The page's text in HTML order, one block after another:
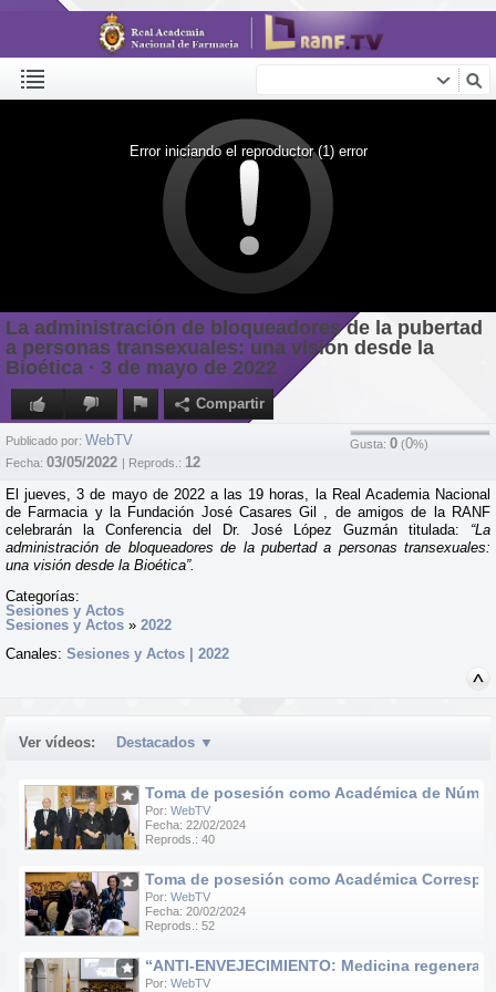
Error iniciando el reproductor (1) error
La administración de bloqueadores de la pubertad
a personas transexuales: una visión desde la
Bioética · 3 de mayo de 2022
Compartir
Gusta: 0 (0%)
Publicado por: WebTV
Fecha: 03/05/2022 | Reprods.: 12
El jueves, 3 de mayo de 2022 a las 19 horas, la Real Academia Nacional
de Farmacia y la Fundación José Casares Gil , de amigos de la RANF
celebrarán la Conferencia del Dr. José López Guzmán titulada: “La
administración de bloqueadores de la pubertad a personas transexuales:
una visión desde la Bioética”.
Categorías:
Sesiones y Actos
Sesiones y Actos » 2022
Canales: Sesiones y Actos | 2022
Ver vídeos: Destacados ▼
Toma de posesión como Académica de
Por: WebTV
Fecha: 22/02/2024
Reprods.: 40
Toma de posesión como Académica
Por: WebTV
Fecha: 20/02/2024
Reprods.: 52
“ANTI-ENVEJECIMIENTO: Medicina
Por: WebTV